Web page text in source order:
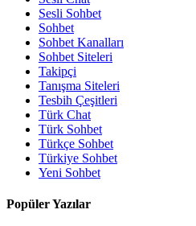
Sesli Sohbet
Sohbet
Sohbet Kanalları
Sohbet Siteleri
Takipçi
Tanışma Siteleri
Tesbih Çeşitleri
Türk Chat
Türk Sohbet
Türkçe Sohbet
Türkiye Sohbet
Yeni Sohbet
Popüler Yazılar